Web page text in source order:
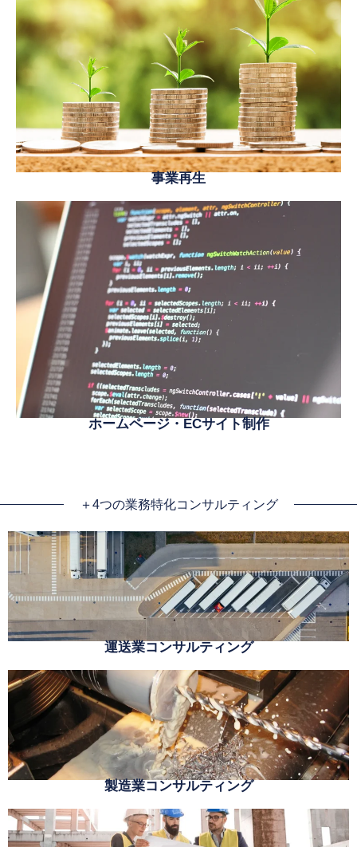
事業再生
ホームページ・ECサイト制作
＋4つの業務特化コンサルティング
運送業コンサルティング
製造業コンサルティング